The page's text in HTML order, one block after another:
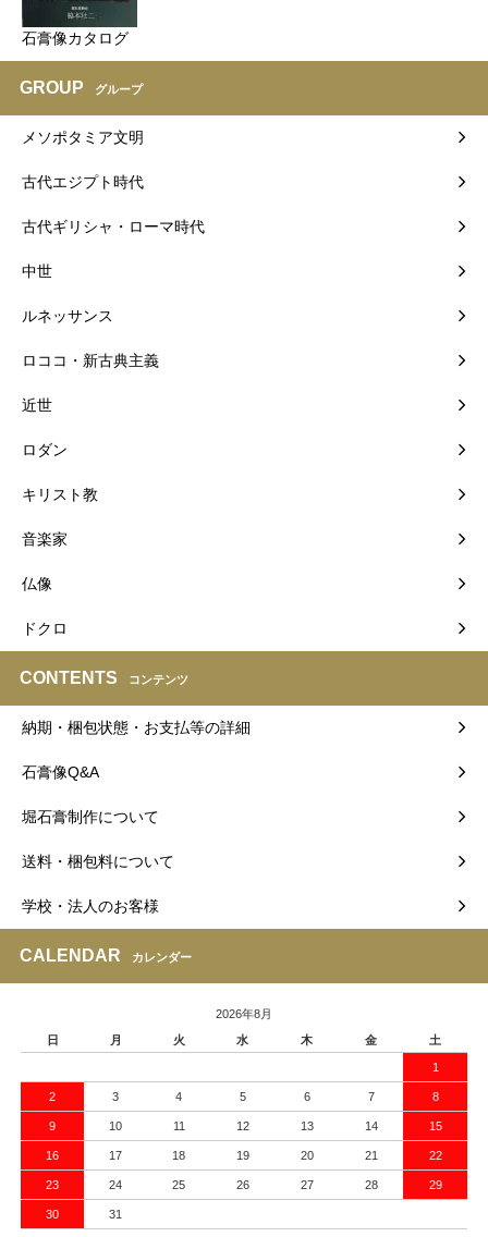
石膏像カタログ
GROUP グループ
メソポタミア文明
古代エジプト時代
古代ギリシャ・ローマ時代
中世
ルネッサンス
ロココ・新古典主義
近世
ロダン
キリスト教
音楽家
仏像
ドクロ
CONTENTS コンテンツ
納期・梱包状態・お支払等の詳細
石膏像Q&A
堀石膏制作について
送料・梱包料について
学校・法人のお客様
CALENDAR カレンダー
2026年8月
日
月 火 水 木 金 土
1
2 3 4 5 6 7 8
9 10 11 12 13 14 15
16 17 18 19 20 21 22
23 24 25 26 27 28 29
30 31